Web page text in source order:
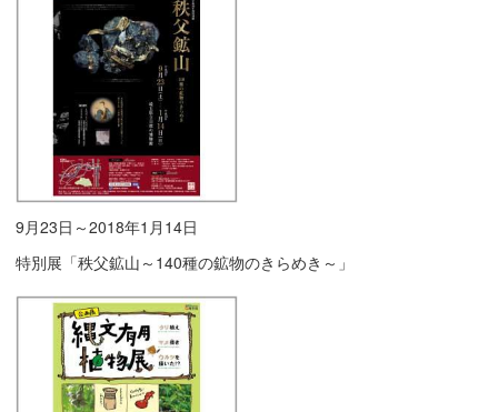
9月23日～2018年1月14日
特別展「秩父鉱山～140種の鉱物のきらめき～」